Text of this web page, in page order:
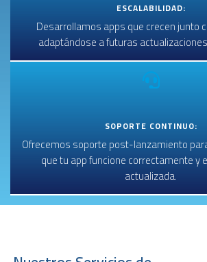
ESCALABILIDAD:
Desarrollamos apps que crecen junto
adaptándose a futuras
SOPORTE CONTINUO:
Ofrecemos soporte post-lanzamiento
que tu app funcione correctamente y
actualizada.